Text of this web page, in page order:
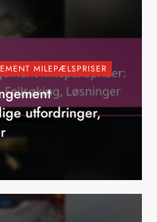
MILEPÆLSPRISER
utfordringer,